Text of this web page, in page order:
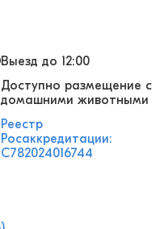
Выезд до 12:00
Доступно размещение с
домашними животными
Реестр
Росаккредитации:
С782024016744